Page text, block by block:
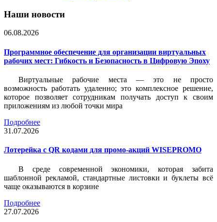
Наши новости
06.08.2026
Программное обеспечение для организации виртуальных
рабочих мест: Гибкость и Безопасность в Цифровую Эпоху
Виртуальные рабочие места — это не просто
возможность работать удаленно; это комплексное решение,
которое позволяет сотрудникам получать доступ к своим
приложениям из любой точки мира
Подробнее
31.07.2026
Лотерейка c QR кодами для промо-акций WISEPROMO
В среде современной экономики, которая забита
шаблонной рекламой, стандартные листовки и буклеты всё
чаще оказываются в корзине
Подробнее
27.07.2026